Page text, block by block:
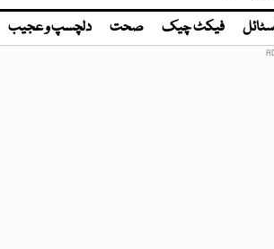
فیکٹ چیک صحت دلچسپ و عجیب